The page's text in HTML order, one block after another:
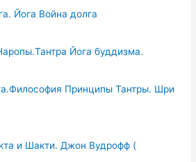
Йога Война долга
Йога буддизма.
Принципы Тантры. Шри
и Шакти. Джон Вудрофф (